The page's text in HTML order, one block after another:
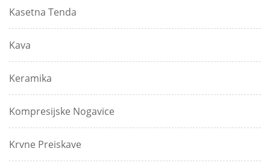
Kasetna Tenda
Kava
Keramika
Kompresijske Nogavice
Krvne Preiskave